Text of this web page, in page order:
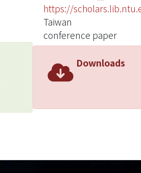
https://
Taiwan
conference paper
Downloads